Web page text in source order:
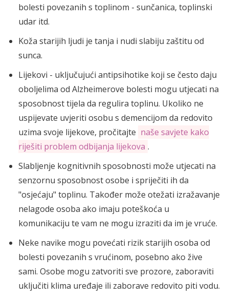
bolesti povezanih s toplinom - sunčanica, toplinski
udar itd.
Koža starijih ljudi je tanja i nudi slabiju zaštitu od
sunca.
Lijekovi - uključujući antipsihotike koji se često daju
oboljelima od Alzheimerove bolesti mogu utjecati na
sposobnost tijela da regulira toplinu. Ukoliko ne
uspijevate uvjeriti osobu s demencijom da redovito
uzima svoje lijekove, pročitajte naše savjete kako
riješiti problem odbijanja lijekova .
Slabljenje kognitivnih sposobnosti može utjecati na
senzornu sposobnost osobe i spriječiti ih da
"osjećaju" toplinu. Također može otežati izražavanje
nelagode osoba ako imaju poteškoća u
komunikaciju te vam ne mogu izraziti da im je vruće.
Neke navike mogu povećati rizik starijih osoba od
bolesti povezanih s vrućinom, posebno ako žive
sami. Osobe mogu zatvoriti sve prozore, zaboraviti
uključiti klima uređaje ili zaborave redovito piti vodu.